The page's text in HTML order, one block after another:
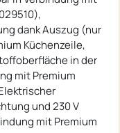
dank Auszug (nur
Küchenzeile,
in der
mit Premium
und 230 V
mit Premium